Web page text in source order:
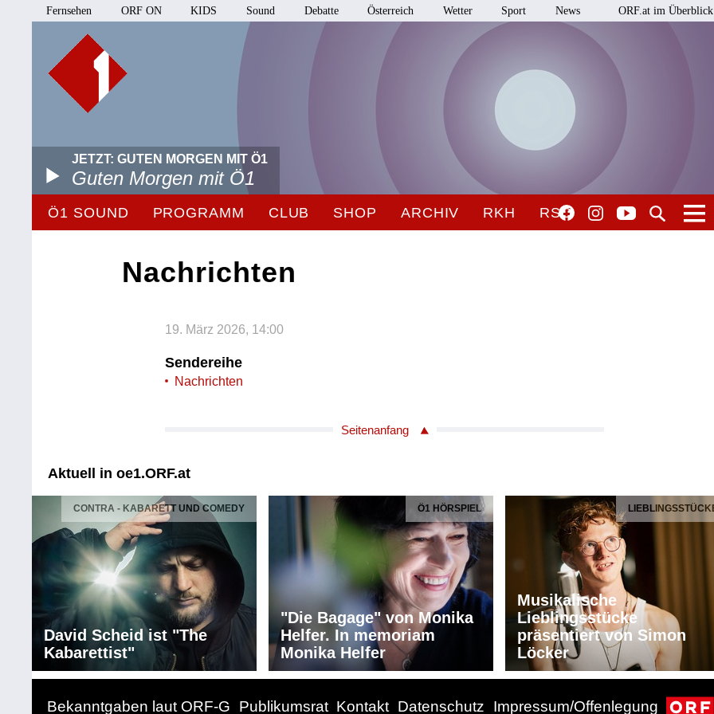
Fernsehen ORF ON KIDS Sound Debatte Österreich Wetter Sport News ORF.at im Überblick
JETZT: GUTEN MORGEN MIT Ö1
Guten Morgen mit Ö1
Ö1 SOUND PROGRAMM CLUB SHOP ARCHIV RKH RSO
Nachrichten
19. März 2026, 14:00
Sendereihe
Nachrichten
Seitenanfang
Aktuell in oe1.ORF.at
CONTRA - KABARETT UND COMEDY
David Scheid ist "The
Kabarettist"
Ö1 HÖRSPIEL
"Die Bagage" von Monika
Helfer. In memoriam
Monika Helfer
Musikalische
Lieblingsstücke
präsentiert von Simon
Löcker
Bekanntgaben laut ORF-G Publikumsrat Kontakt Datenschutz Impressum/Offenlegung